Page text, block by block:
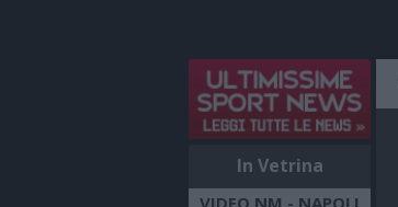
In Vetrina
VIDEO NM - NAPOLI